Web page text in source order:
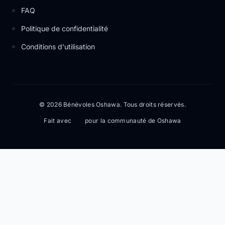
FAQ
Politique de confidentialité
Conditions d'utilisation
© 2026 Bénévoles Oshawa. Tous droits réservés.
Fait avec pour la communauté de Oshawa